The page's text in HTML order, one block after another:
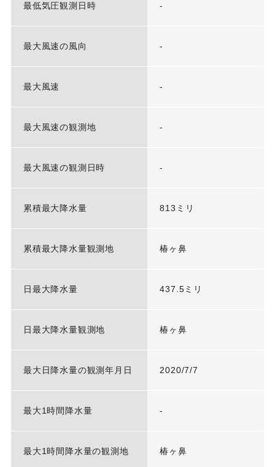
最低気圧観測日時 -
最大風速の風向 -
最大風速 -
最大風速の観測地 -
最大風速の観測日時 -
累積最大降水量 813ミリ
累積最大降水量観測地 椿ヶ鼻
日最大降水量 437.5ミリ
日最大降水量観測地 椿ヶ鼻
最大日降水量の観測年月日 2020/7/7
最大1時間降水量 -
最大1時間降水量の観測地 椿ヶ鼻